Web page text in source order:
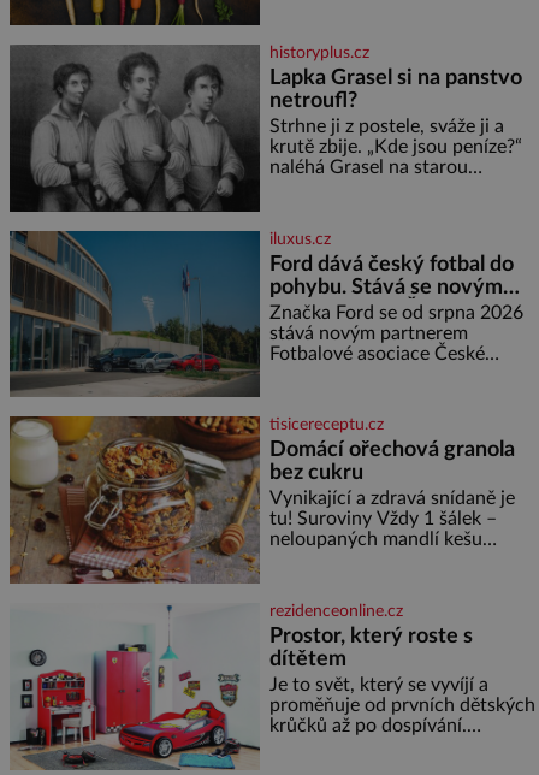
oranžová. Je fialová, žlutá, bílá,
někdy dokonce téměř černá. Až
díky stovkám let pečlivého
šlechtění se z ní stává zelenina,
bez které si českou zahradu ani
nedokážeme představit. Její
příběh je
historyplus.cz
Lapka Grasel si na panstvo
netroufl?
Strhne ji z postele, sváže ji a
krutě zbije. „Kde jsou peníze?“
naléhá Grasel na starou
nemůže, protože žádné nemá,
spokojí se lupič s několika
měďáky a štůčky látky. Zraněná
žena pár dní nato umírá. Je to
muž nebývale krutý. Jeho činy
budí hrůzu ještě dlouho po jeho
smrti
iluxus.cz
Ford dává český fotbal do
pohybu. Stává se novým
partnerem FAČR
Značka Ford se od srpna 2026
stává novým partnerem
Fotbalové asociace České
asociace, reprezentačních týmů
i českého fotbalu v regionech.
Partner
tisicereceptu.cz
Domácí ořechová granola
bez cukru
Vynikající a zdravá snídaně je
tu! Suroviny Vždy 1 šálek –
neloupaných mandlí kešu
semínek dýně rozinek 3 šálky
ovesných vloček 1 lžíce mlet
rezidenceonline.cz
Prostor, který roste s
dítětem
Je to svět, který se vyvíjí a
proměňuje od prvních dětských
krůčků až po dospívání.